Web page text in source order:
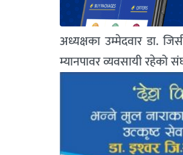
अध्यक्षका उम्मेदवार डा.
म्यानपावर व्यवसायी रहेको